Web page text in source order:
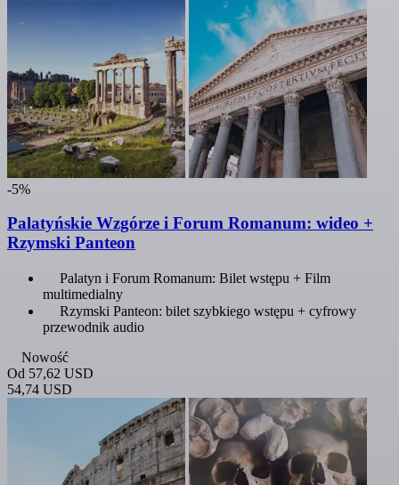
-5%
Palatyńskie Wzgórze i Forum Romanum: wideo +
Rzymski Panteon
Palatyn i Forum Romanum: Bilet wstępu + Film
multimedialny
Rzymski Panteon: bilet szybkiego wstępu + cyfrowy
przewodnik audio
Nowość
Od 57,62 USD
54,74 USD